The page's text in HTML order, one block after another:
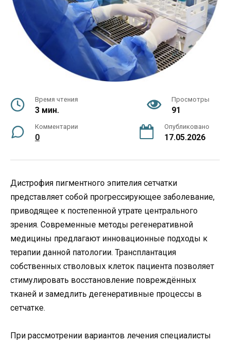
Время чтения
3 мин.
Просмотры
91
Комментарии
0
Опубликовано
17.05.2026
Дистрофия пигментного эпителия сетчатки
представляет собой прогрессирующее заболевание,
приводящее к постепенной утрате центрального
зрения. Современные методы регенеративной
медицины предлагают инновационные подходы к
терапии данной патологии. Трансплантация
собственных стволовых клеток пациента позволяет
стимулировать восстановление повреждённых
тканей и замедлить дегенеративные процессы в
сетчатке.
При рассмотрении вариантов лечения специалисты